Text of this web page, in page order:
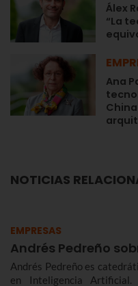
Álex
“La
Ana
NOTICIAS
EMPRESAS
Andrés Pedreño
Andrés Pedreño es
en Inteligencia